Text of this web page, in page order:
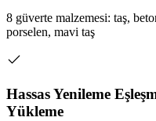
8 güverte malzemesi: taş,
porselen, mavi taş
Hassas Yenileme
Yükleme